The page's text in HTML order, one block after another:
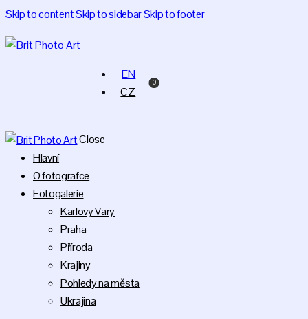
Skip to contentSkip to sidebarSkip to footer
EN
CZ
0
Close
Hlavní
O fotografce
Fotogalerie
Karlovy Vary
Praha
Příroda
Krajiny
Pohledy na města
Ukrajina